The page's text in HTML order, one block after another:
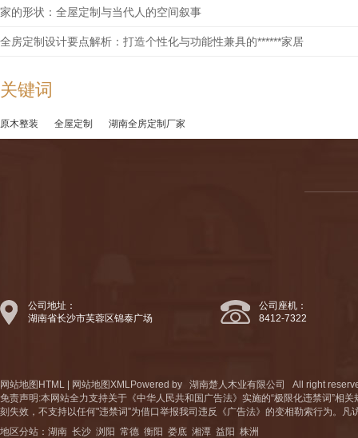
家的形状：全屋定制与当代人的空间叙事
全房定制设计要点解析：打造个性化与功能性兼具的******家居
关键词
原木整装 全屋定制 湖南全房定制厂家
公司地址：
湖南省长沙市芙蓉区锦泰广场
公司座机：
8412-7322
网站地图HTML | 网站地图XML Powered by 湖南楚人木业有限公司
All right
免责声明:本网站全力支持关于《中华人民共和国广告法》实施的“极限化违禁词”相
刻失效，不支持以任何"违禁词”为借口举报我司违反《广告法》的变相勒索行为。
地区分站： 湖南 长沙 浏阳 常德 衡阳 娄底 湘潭 益阳 株洲